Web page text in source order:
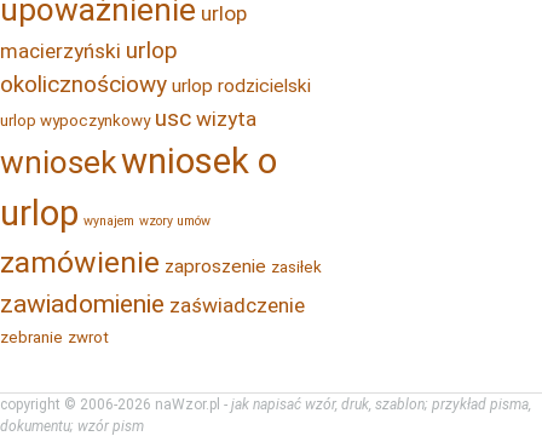
upoważnienie urlop
macierzyński urlop
okolicznościowy urlop rodzicielski
urlop wypoczynkowy usc wizyta
wniosekwniosek o
urlop wynajem wzory umów
zamówienie zaproszenie zasiłek
zawiadomienie zaświadczenie
zebranie zwrot
copyright © 2006-2026 naWzor.pl - jak napisać wzór, druk, szablon; przykład pisma,
dokumentu; wzór pism